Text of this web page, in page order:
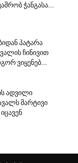
ჭანგასა...
პატარა
ჩინივით
ვიყენებ...
ადვილი
მარტივი